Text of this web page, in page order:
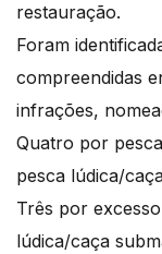
restauração.
Foram
compreendidas
infrações,
Quatro por
pesca lúdica/
Três por
lúdica/caça